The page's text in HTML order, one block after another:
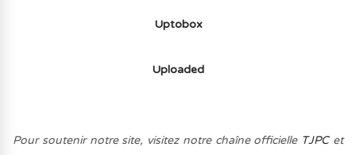
Uptobox
Uploaded
Pour soutenir notre site, visitez notre chaîne officielle TJPCet